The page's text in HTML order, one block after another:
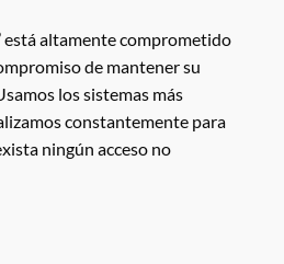
está altamente comprometido
de mantener su
los sistemas más
constantemente para
ningún acceso no